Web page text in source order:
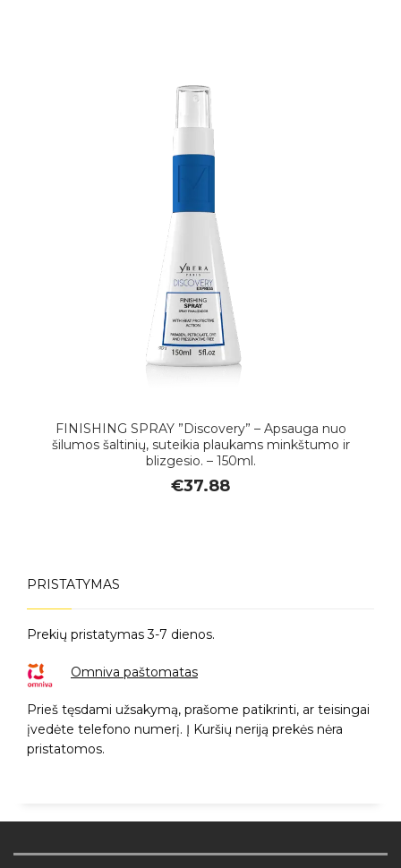
FINISHING SPRAY ”Discovery” – Apsauga nuo
šilumos šaltinių, suteikia plaukams minkštumo ir
blizgesio. – 150ml.
€37.88
PRISTATYMAS
Prekių pristatymas 3-7 dienos.
Omniva paštomatas
Prieš tęsdami užsakymą, prašome patikrinti, ar teisingai
įvedėte telefono numerį. Į Kuršių neriją prekės nėra
pristatomos.